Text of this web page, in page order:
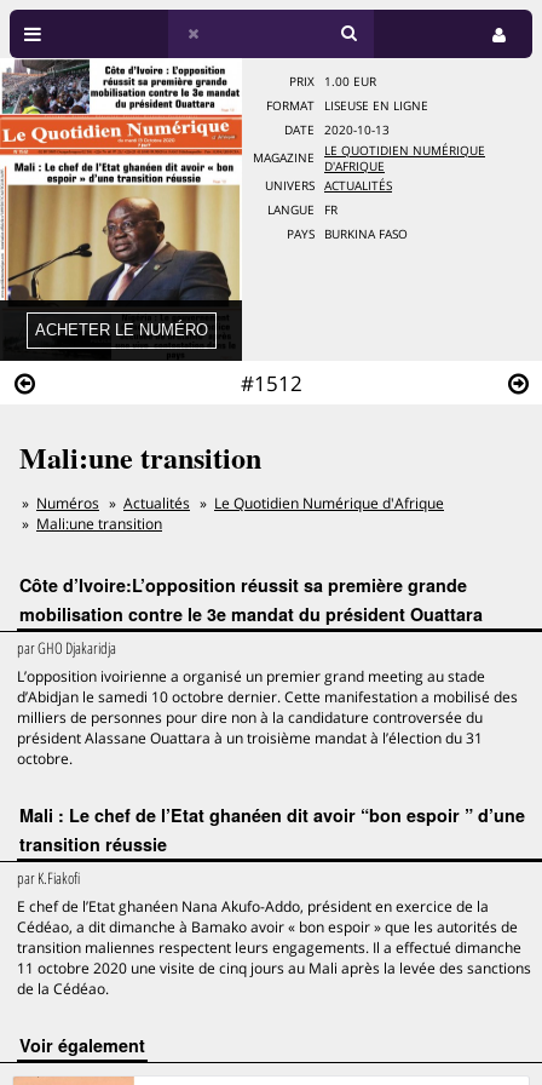
#1512
PRIX
1.00 EUR
FORMAT
LISEUSE EN LIGNE
DATE
2020-10-13
MAGAZINE
LE QUOTIDIEN NUMÉRIQUE
D'AFRIQUE
UNIVERS
ACTUALITÉS
LANGUE
FR
PAYS
BURKINA FASO
Mali:une transition
Numéros Actualités
Le Quotidien Numérique d'Afrique
Mali:une transition
Côte d’Ivoire:L’opposition réussit sa première grande
mobilisation contre le 3e mandat du président Ouattara
parGHO Djakaridja
L’opposition ivoirienne a organisé un premier grand meeting au stade
d’Abidjan le samedi 10 octobre dernier. Cette manifestation a mobilisé des
milliers de personnes pour dire non à la candidature controversée du
président Alassane Ouattara à un troisième mandat à l’élection du 31
octobre.
Mali : Le chef de l’Etat ghanéen dit avoir “bon espoir ” d’une
transition réussie
parK.Fiakofi
E chef de l’Etat ghanéen Nana Akufo-Addo, président en exercice de la
Cédéao, a dit dimanche à Bamako avoir « bon espoir » que les autorités de
transition maliennes respectent leurs engagements. Il a effectué dimanche
11 octobre 2020 une visite de cinq jours au Mali après la levée des sanctions
de la Cédéao.
voir également